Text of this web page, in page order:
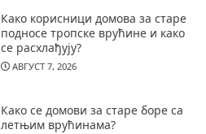
Како корисници домова за старе
подносе тропске врућине и како
се расхлађују?
АВГУСТ 7, 2026
Како се домови за старе боре са
летњим врућинама?